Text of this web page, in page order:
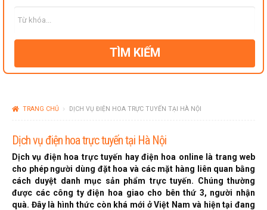
TÌM KIẾM
TRANG CHỦ DỊCH VỤ ĐIỆN HOA TRỰC TUYẾN TẠI HÀ NỘI
Dịch vụ điện hoa trực tuyến tại Hà Nội
Dịch vụ điện hoa trực tuyến hay điện hoa online là trang web
cho phép người dùng đặt hoa và các mặt hàng liên quan bằng
cách duyệt danh mục sản phẩm trực tuyến. Chúng thường
được các công ty điện hoa giao cho bên thứ 3, người nhận
quà. Đây là hình thức còn khá mới ở Việt Nam và hiện tại đang
CHỦ ĐỀ
HOA CƯỚI
QUÀ TẶNG